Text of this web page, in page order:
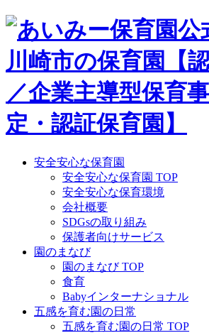
Skip
content
安全安心な保育園
安全安心な保育園 TOP
安全安心な保育環境
会社概要
SDGsの取り組み
保護者向けサービス
園のまなび
園のまなび TOP
食育
Babyインターナショナル
五感を育む園の日常
五感を育む園の日常 TOP